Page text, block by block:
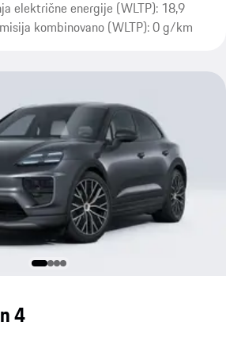
električne energije (WLTP): 18,9
kombinovano (WLTP): 0 g/km
4